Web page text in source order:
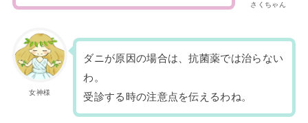
さくちゃん
女神様
ダニが原因の場合は、抗菌薬では治らない
わ。
受診する時の注意点を伝えるわね。